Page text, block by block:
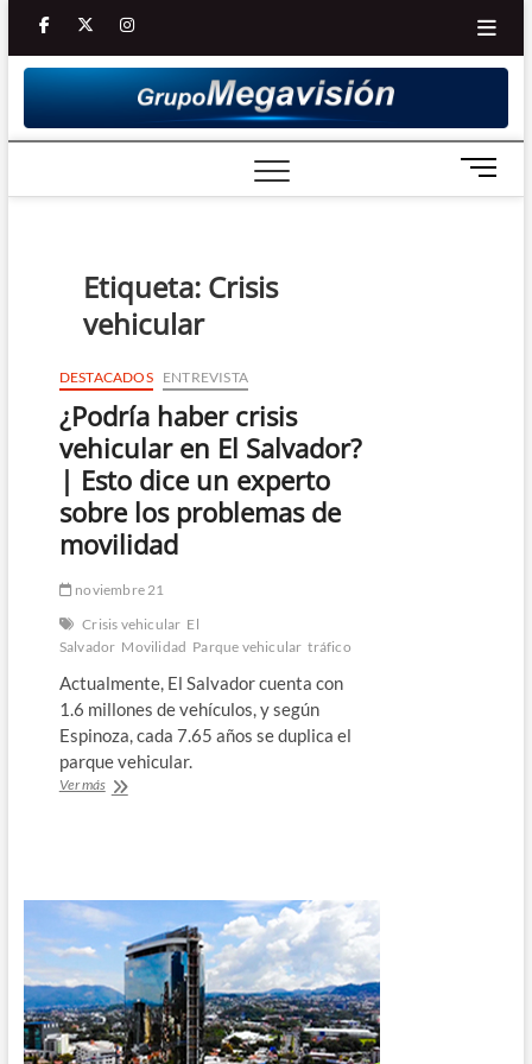
Saltar
contenido
facebooktwitter
Youtube
instagram
B
o
Etiqueta: Crisis
vehicular
DESTACADOS ENTREVISTA
¿Podría haber crisis
vehicular en El Salvador?
| Esto dice un experto
sobre los problemas de
movilidad
noviembre 21
Crisis vehicular El
Salvador Movilidad Parque vehicular tráfico
Actualmente, El Salvador cuenta con
1.6 millones de vehículos, y según
Espinoza, cada 7.65 años se duplica el
parque vehicular.
Ver más¿Podría
Salvador?
|
Esto
dice
un
experto
sobre